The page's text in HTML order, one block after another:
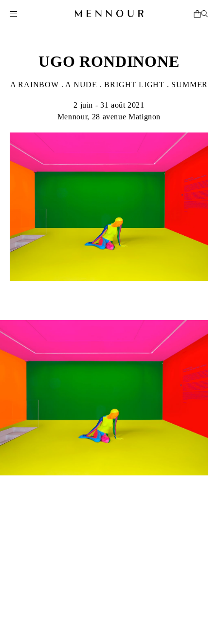
UGO RONDINONE
A RAINBOW . A NUDE . BRIGHT LIGHT . SUMMER
2 juin - 31 août 2021
Mennour, 28 avenue Matignon